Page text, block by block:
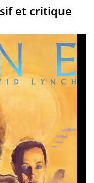
et critique